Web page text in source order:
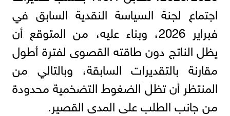
اجتماع لجنة السياسة النقدية السابق في
فبراير 2026، وبناء عليه، من المتوقع أن
يظل الناتج دون طاقته القصوى لفترة أطول
مقارنة بالتقديرات السابقة، وبالتالي من
المنتظر أن تظل الضغوط التضخمية محدودة
من جانب الطلب على المدى القصير.